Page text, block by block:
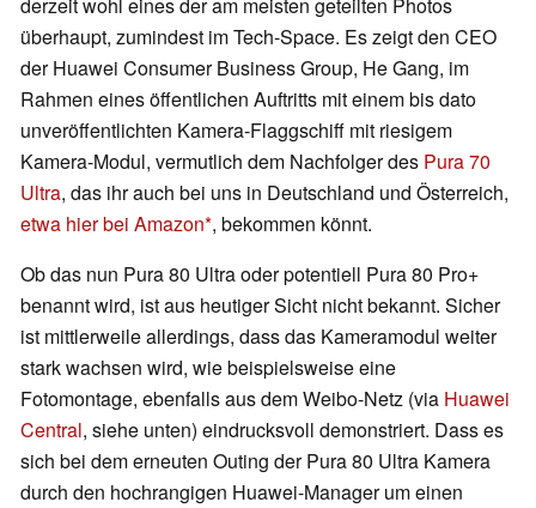
überhaupt, zumindest im Tech-Space. Es zeigt den CEO
der Huawei Consumer Business Group, He Gang, im
Rahmen eines öffentlichen Auftritts mit einem bis dato
unveröffentlichten Kamera-Flaggschiff mit riesigem
Kamera-Modul, vermutlich dem Nachfolger des Pura 70
Ultra, das ihr auch bei uns in Deutschland und Österreich,
etwa hier bei Amazon , bekommen könnt.
Ob das nun Pura 80 Ultra oder potentiell Pura 80 Pro+
benannt wird, ist aus heutiger Sicht nicht bekannt. Sicher
ist mittlerweile allerdings, dass das Kameramodul weiter
stark wachsen wird, wie beispielsweise eine
Fotomontage, ebenfalls aus dem Weibo-Netz (via Huawei
Central, siehe unten) eindrucksvoll demonstriert. Dass es
sich bei dem erneuten Outing der Pura 80 Ultra Kamera
durch den hochrangigen Huawei-Manager um einen